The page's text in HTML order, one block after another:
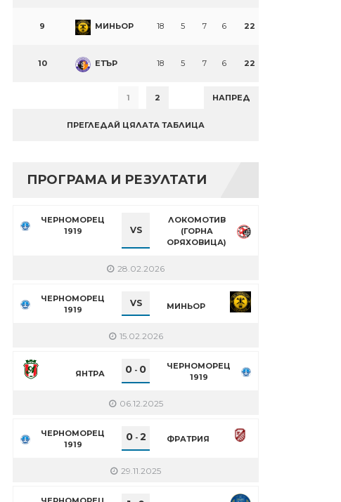
9 МИНЬОР 18 5 7 6 22
10 ЕТЪР 18 5 7 6 22
1 2 НАПРЕД
ПРЕГЛЕДАЙ ЦЯЛАТА ТАБЛИЦА
ПРОГРАМА И РЕЗУЛТАТИ
ЧЕРНОМОРЕЦ
1919
VS
ЛОКОМОТИВ
(ГОРНА
ОРЯХОВИЦА)
28.02.2026
ЧЕРНОМОРЕЦ
1919
VS МИНЬОР
15.02.2026
ЯНТРА 0 - 0
ЧЕРНОМОРЕЦ
1919
06.12.2025
ЧЕРНОМОРЕЦ
1919
0- 2 ФРАТРИЯ
29.11.2025